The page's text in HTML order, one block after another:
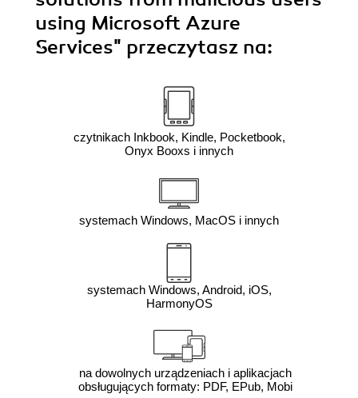
using Microsoft Azure
Services" przeczytasz na:
czytnikach Inkbook, Kindle, Pocketbook,
Onyx Booxs i innych
systemach Windows, MacOS i innych
systemach Windows, Android, iOS,
HarmonyOS
na dowolnych urządzeniach i aplikacjach
obsługujących formaty: PDF, EPub, Mobi